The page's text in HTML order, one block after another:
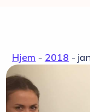
Livet på
Skolen
Hjem - 2018 -